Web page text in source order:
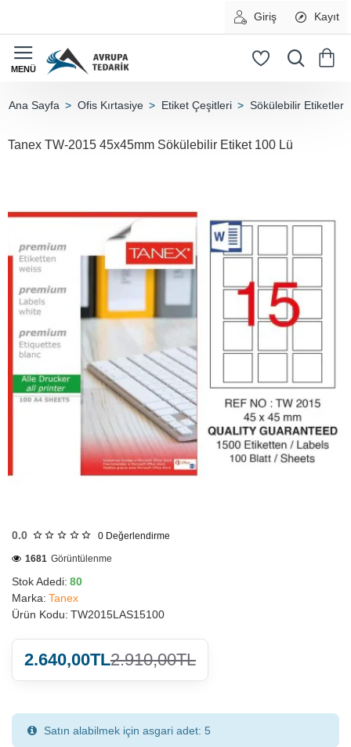
Giriş Kayıt
Ofis Kırtasiye Etiket Çeşitleri Sökülebilir Etiketler
Tanex TW-2015 45x45mm Sökülebilir Etiket 100 Lü
0.0 0 Değerlendirme
Stok Adedi: 80
Marka: Tanex
Ürün Kodu: TW2015LAS15100
1681 Görüntülenme
2.640,00TL2.910,00TL
Satın alabilmek için asgari adet: 5